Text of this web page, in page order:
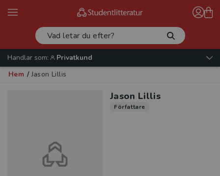
Handlar som:
Privatkund
Hem / Jason Lillis
Jason Lillis
Författare